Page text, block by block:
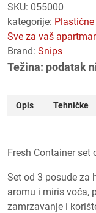
SKU: 055000
kategorije:
sve za vaš
Brand: Snips
Težina: podatak
Opis Tehničke
Fresh Container set
Set od 3 posude za
aromu i miris voća,
zamrzavanje i